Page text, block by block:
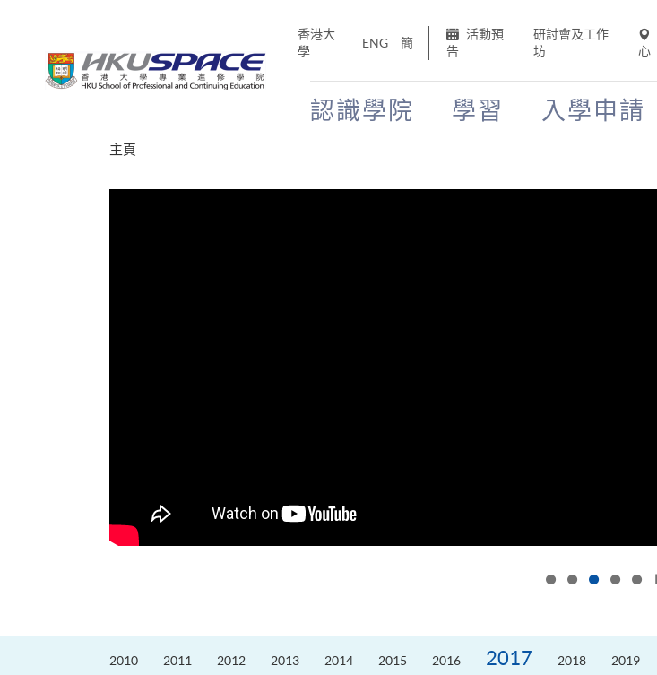
香港大
學
ENG 簡
活動預
告
研討會及工作
坊
心
認識學院 學習 入學申請
主頁
2010 2011 2012 2013 2014 2015 2016 2017 2018 2019